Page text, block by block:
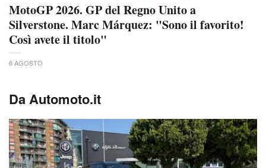
MotoGP 2026. GP del Regno Unito a
Silverstone. Marc Márquez: "Sono il favorito!
Così avete il titolo"
6 AGOSTO
Da Automoto.it